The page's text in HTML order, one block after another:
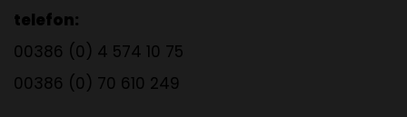
telefon:
00386 (0) 4 574 10 75
00386 (0) 70 610 249